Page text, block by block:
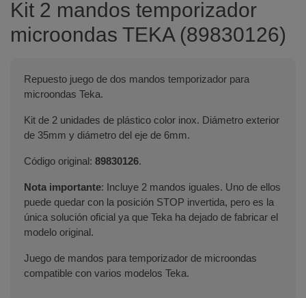
Kit 2 mandos temporizador
microondas TEKA (89830126)
Repuesto juego de dos mandos temporizador para
microondas Teka.
Kit de 2 unidades de plástico color inox. Diámetro exterior
de 35mm y diámetro del eje de 6mm.
Código original: 89830126.
Nota importante: Incluye 2 mandos iguales. Uno de ellos
puede quedar con la posición STOP invertida, pero es la
única solución oficial ya que Teka ha dejado de fabricar el
modelo original.
Juego de mandos para temporizador de microondas
compatible con varios modelos Teka.